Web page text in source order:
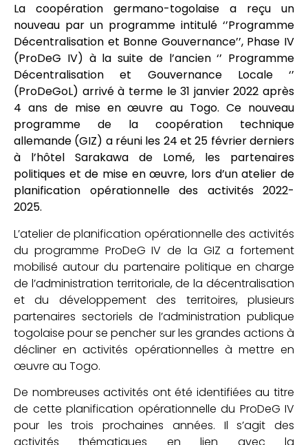
La coopération germano-togolaise a reçu un
nouveau par un programme intitulé ‘’Programme
Décentralisation et Bonne Gouvernance’’, Phase IV
(ProDeG IV) à la suite de l’ancien ‘’ Programme
Décentralisation et Gouvernance Locale ‘’
(ProDeGoL) arrivé à terme le 31 janvier 2022 après
4 ans de mise en œuvre au Togo. Ce nouveau
programme de la coopération technique
allemande (GIZ) a réuni les 24 et 25 février derniers
à l’hôtel Sarakawa de Lomé, les partenaires
politiques et de mise en œuvre, lors d’un atelier de
planification opérationnelle des activités 2022-
2025.
L’atelier de planification opérationnelle des activités
du programme ProDeG IV de la GIZ a fortement
mobilisé autour du partenaire politique en charge
de l’administration territoriale, de la décentralisation
et du développement des territoires, plusieurs
partenaires sectoriels de l’administration publique
togolaise pour se pencher sur les grandes actions à
décliner en activités opérationnelles à mettre en
œuvre au Togo.
De nombreuses activités ont été identifiées au titre
de cette planification opérationnelle du ProDeG IV
pour les trois prochaines années. Il s’agit des